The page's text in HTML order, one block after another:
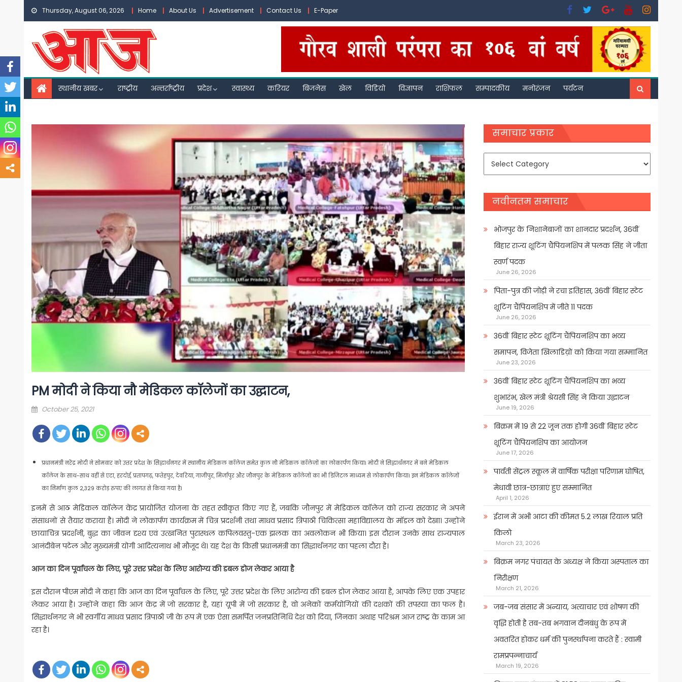
Skip
content
Thursday, August 06, 2026 Home About Us Advertisement Contact Us E-Paper
स्थानीय खबर राष्ट्रीय अन्तर्राष्ट्रीय प्रदेश स्वास्थ्य करियर बिजनेस खेल विडियो विज्ञापन राशिफल सम्पादकीय मनोरंजन पर्यटन
PM मोदी ने किया नौ मेडिकल कॉलेजों का उद्घाटन,
Posted
October 25, 2021
प्रधानमंत्री नरेंद्र मोदी ने सोमवार को उत्तर प्रदेश के सिद्धार्थनगर में स्थानीय मेडिकल कॉलेज समेत कुल नौ मेडिकल कॉलेजों का लोकार्पण किया। मोदी ने सिद्धार्थनगर में बने मेडिकल
कॉलेज के साथ-साथ वहीं से एटा, हरदोई, प्रतापगढ़, फतेहपुर, देवरिया, गाजीपुर, मिर्जापुर और जौनपुर के मेडिकल कॉलेजों का भी डिजिटल माध्यम से लोकार्पण किया। इन मेडिकल कॉलेजों
का निर्माण कुल 2,329 करोड़ रुपए की लागत से किया गया है।
इनमें से आठ मेडिकल कॉलेज केंद्र प्रायोजित योजना के तहत स्वीकृत किए गए हैं, जबकि जौनपुर में मेडिकल कॉलेज को राज्य सरकार ने अपने
संसाधनों से तैयार कराया है। मोदी ने लोकार्पण कार्यक्रम में चित्र प्रदर्शनी तथा माधव प्रसाद त्रिपाठी चिकित्सा महाविद्यालय के मॉडल को देखा। उन्होंने
छायाचित्र प्रदर्शनी, बुद्ध का जीवन दृश्य एवं उत्खनित पुरास्थल कपिलवस्तु-एक झलक का अवलोकन भी किया। इस दौरान उनके साथ राज्यपाल
आनंदीबेन पटेल और मुख्यमंत्री योगी आदित्यनाथ भी मौजूद थे। यह देश के किसी प्रधानमंत्री का सिद्धार्थनगर का पहला दौरा है।
आज का दिन पूर्वांचल के लिए, पूरे उत्तर प्रदेश के लिए आरोग्य की डबल डोज लेकर आया है
इस दौरान पीएम मोदी ने कहा कि आज का दिन पूर्वांचल के लिए, पूरे उत्तर प्रदेश के लिए आरोग्य की डबल डोज लेकर आया है, आपके लिए एक उपहार
लेकर आया है। उन्होंने कहा कि आज केंद्र में जो सरकार है, यहां यूपी में जो सरकार है, वो अनेकों कर्मयोगियों की दशकों की तपस्या का फल है।
सिद्धार्थनगर ने भी स्वर्गीय माधव प्रसाद त्रिपाठी जी के रूप में एक ऐसा समर्पित जनप्रतिनिधि देश को दिया, जिनका अथाह परिश्रम आज राष्ट्र के काम आ
रहा है।
समाचार प्रकार
समाचार
नवीनतम समाचार
भोजपुर के निशानेबाजों का शानदार प्रदर्शन, 36वीं
बिहार राज्य शूटिंग चैंपियनशिप में पलक सिंह ने जीता
स्वर्ण पदक
June 26, 2026
पिता-पुत्र की जोड़ी ने रचा इतिहास, 36वीं बिहार स्टेट
शूटिंग चैंपियनशिप में जीते 11 पदक
June 26, 2026
36वीं बिहार स्टेट शूटिंग चैंपियनशिप का भव्य
समापन, विजेता खिलाडिय़ों को किया गया सम्मानित
June 23, 2026
36वीं बिहार स्टेट शूटिंग चैंपियनशिप का भव्य
शुभारंभ, खेल मंत्री श्रेयसी सिंह ने किया उद्घाटन
June 19, 2026
बिक्रम में 19 से 22 जून तक होगी 36वीं बिहार स्टेट
शूटिंग चैंपियनशिप का आयोजन
June 17, 2026
पार्वती सेंट्रल स्कूल में वार्षिक परीक्षा परिणाम घोषित,
मेधावी छात्र-छात्राएं हुए सम्मानित
April 1, 2026
ईरान में अभी आटा की कीमत 5.2 लाख रियाल प्रति
किलो
March 23, 2026
बिक्रम नगर पंचायत के अध्यक्ष ने किया अस्पताल का
निरीक्षण
March 21, 2026
जब-जब संसार में अन्याय, अत्याचार एवं शोषण की
वृद्धि होती है तब-तब भगवान दीनबंधु के रूप में
अवतरित होकर धर्म की पुनर्स्थापना करते हैं : स्वामी
रामप्रपन्नाचार्य
March 19, 2026